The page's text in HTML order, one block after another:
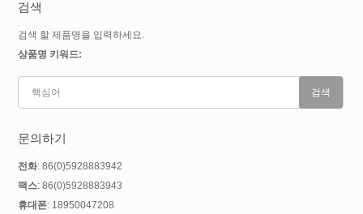
검색
검색 할 제품명을 입력하세요.
상품명 키워드:
문의하기
전화: 86(0)5928883942
팩스: 86(0)5928883943
휴대폰: 18950047208